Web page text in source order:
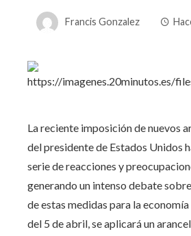
Francis Gonzalez
La reciente imposición de nuevos
del presidente de Estados Unidos
serie de reacciones y
generando un intenso debate
de estas medidas para la
del 5 de abril, se aplicará un